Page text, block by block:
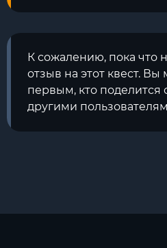
К сожалению, пока что
отзыв на этот квест.
первым, кто
другими